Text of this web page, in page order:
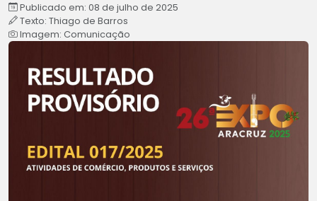
Publicado em: 08 de julho de 2025
Texto: Thiago de Barros
Imagem: Comunicação